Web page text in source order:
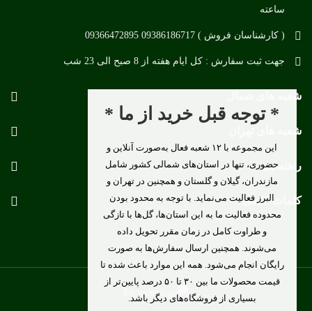
ساعته
( کارشناسان فروش ) 09386186717 09366472895
جهت ثبت سفارش : کل ایام هفته از 8 صبح الی 23 شب
شعبه های شمال
شعبه های تهران
راهنمایی
کلمات کلیدی
* توجه قبل خرید از ما *
این مجموعه با ۱۲ شعبه فعال به‌صورت آنلاین و
حضوری، تنها در استان‌های شمالی کشور شامل
مازندران، گیلان و گلستان و همچنین در تهران و
البرز فعالیت می‌نماید. با توجه به محدود بودن
محدوده فعالیت ما به این استان‌ها، گل‌ها با تازگی
و طراوت کامل در زمان مقرر تحویل داده
می‌شوند. همچنین ارسال سفارش‌ها به صورت
رایگان انجام می‌شود. همه این موارد باعث شده تا
قیمت محصولات ما بین ۳۰ تا ۵۰ درصد پایین‌تر از
بسیاری از فروشگاه‌های دیگر باشد.